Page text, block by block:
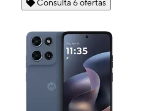
Consulta 6 ofertas